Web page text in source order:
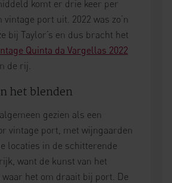
komt er drie keer per
port uit. 2022 was zo’n
bij Taylor’s en dus bracht het
Quinta da Vargellas 2022
de rij.
het blenden
gezien als een
vintage port, met wijngaarden
locaties in de schitterende
want de kunst van het
het om draait bij port. De